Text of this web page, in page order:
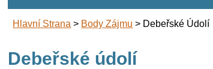
Hlavní Strana > Body Zájmu > Debeřské Údolí
Debeřské údolí